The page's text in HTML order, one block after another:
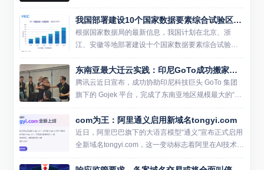
件，持续时间超过三小时。此次故障影响了全球数百
万用户，并波及多个依赖Google Cloud...
我国部署建设10个国家数据要素综合试验区：北京、浙江、安徽等
根据国家数据局的最新信息，我国计划在北京、浙
江、安徽等地部署建设十个国家数据要素综合试验
区。这一举措旨在支持各地在培育经营主体、繁荣壮
大数据市场等方面进行先行先试，从而全面释放实体
经济与数字经济融合的效能...
东南亚最大迁云实践：印尼GoTo成功搬家腾讯云
腾讯云近日宣布，成功协助印尼科技巨头 GoTo 集团
旗下的 Gojek 平台，完成了东南亚地区规模最大的“迁
云”项目。这次迁移涉及 Gojek 平台超过千余个微服务
系统，最终在 4 小时 54 分钟内实现...
com为王：阿里通义启用新域名tongyi.com
近日，阿里巴巴旗下的大语言模型“通义”宣布正式启用
全新域名tongyi.com，这一变动标志着阿里在AI技术领
域的又一重要进展。此次域名的更新不仅是品牌标识